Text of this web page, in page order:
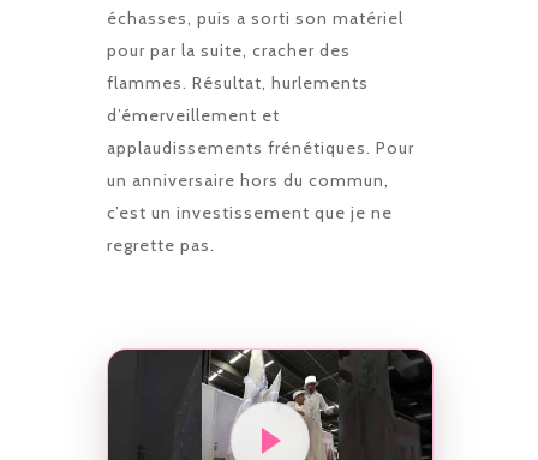
échasses, puis a sorti son matériel
pour par la suite, cracher des
flammes. Résultat, hurlements
d’émerveillement et
applaudissements frénétiques. Pour
un anniversaire hors du commun,
c’est un investissement que je ne
regrette pas.